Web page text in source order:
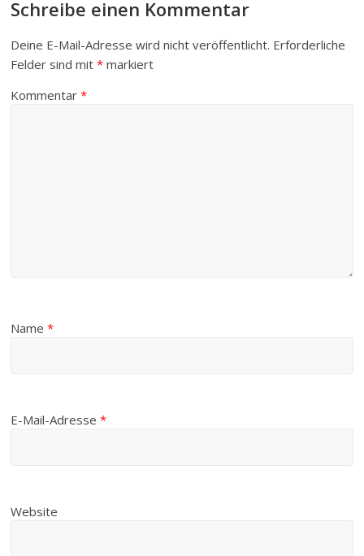
Schreibe einen Kommentar
Deine E-Mail-Adresse wird nicht veröffentlicht. Erforderliche
Felder sind mit* markiert
Kommentar*
Name*
E-Mail-Adresse*
Website